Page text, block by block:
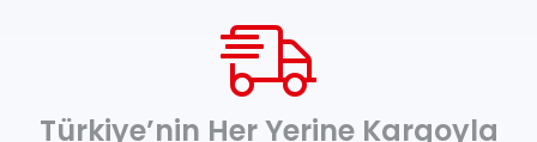
Türkiye’nin Her Yerine Kargoyla